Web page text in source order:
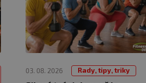
03. 08. 2026 Rady, tipy, triky